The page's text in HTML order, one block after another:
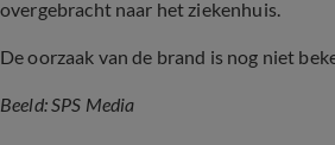
overgebracht naar het ziekenhuis.
De oorzaak van de brand is nog niet
Beeld: SPS Media